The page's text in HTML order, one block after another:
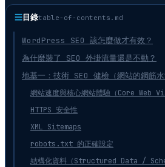
☰目錄table-of-contents.md
WordPress SEO 該怎麼做才有效？
為什麼裝了 SEO 外掛流量還是不動？
地基一：技術 SEO 健檢（網站的鋼筋水
網站速度與核心網站體驗（Core Web
HTTPS 安全性
XML Sitemaps
robots.txt 的正確設定
結構化資料（Structured Data /